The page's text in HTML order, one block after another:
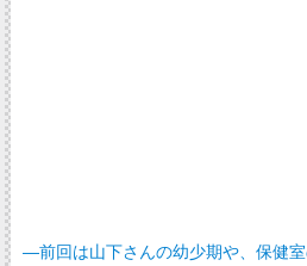
―前回は山下さんの幼少期や、保健